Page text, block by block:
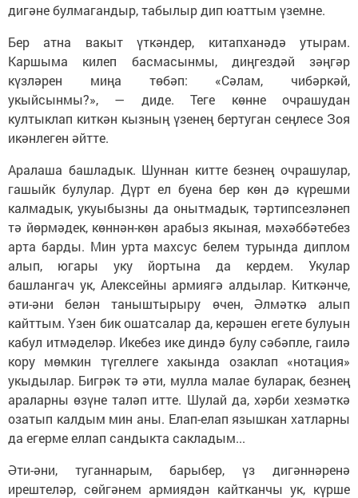
дигәне булмагандыр, табылыр дип юаттым үземне.
Бер атна вакыт үткәндер, китапханәдә утырам.
Каршыма килеп басмасынмы, диңгездәй зәңгәр
күзләрен миңа төбәп: «Сәлам, чибәркәй,
укыйсынмы?», — диде. Теге көнне очрашудан
култыклап киткән кызның үзенең бертуган сеңлесе Зоя
икәнлеген әйтте.
Аралаша башладык. Шуннан китте безнең очрашулар,
гашыйк булулар. Дүрт ел буена бер көн дә күрешми
калмадык, укуыбызны да онытмадык, тәртипсезләнеп
тә йөрмәдек, көннән-көн арабыз якыная, мәхәббәтебез
арта барды. Мин урта махсус белем турында диплом
алып, югары уку йортына да кердем. Укулар
башлангач ук, Алексейны армиягә алдылар. Киткәнче,
әти-әни белән таныштырыру өчен, Әлмәткә алып
кайттым. Үзен бик ошатсалар да, керәшен егете булуын
кабул итмәделәр. Икебез ике диндә булу сәбәпле, гаилә
кору мөмкин түгеллеге хакында озаклап «нотация»
укыдылар. Бигрәк тә әти, мулла малае буларак, безнең
араларны өзүне таләп итте. Шулай да, хәрби хезмәткә
озатып калдым мин аны. Елап-елап язышкан хатларны
да егерме еллап сандыкта сакладым...
Әти-әни, туганнарым, барыбер, үз дигәннәренә
ирештеләр, сөйгәнем армиядән кайтканчы ук, күрше